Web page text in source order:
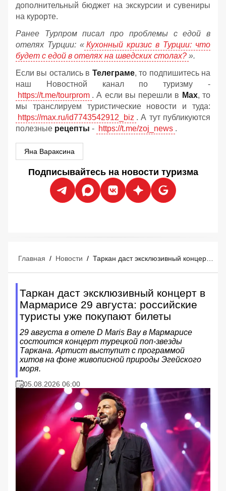
дополнительный бюджет на экскурсии и сувениры
на курорте.
Ранее Турпром писал про проблемы с едой в
отелях Турции: « Кухонный кризис в Турции: что
будет с едой в отелях на шведских столах? ».
Если вы остались в Телеграме, то подпишитесь на
наш Новостной канал по туризму -
https://t.me/tourprom . А если вы перешли в Мах, то
мы транслируем туристические новости и туда:
https://max.ru/id7743542912_biz . А тут публикуются
полезные рецепты - https://t.me/zoj_news .
Яна Вараксина
Подписывайтесь на новости туризма
Главная / Новости /
Таркан даст эксклюзивный концерт в
Мармарисе 29 августа: российские
туристы уже покупают билеты
29 августа в отеле D Maris Bay в Мармарисе
состоится концерт турецкой поп-звезды
Таркана. Артист выступит с программой
хитов на фоне живописной природы Эгейского
моря.
05.08.2026 06:00